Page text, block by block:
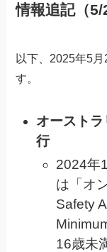
情報追記（5/
以下、2025年5
す。
オースト
行
2024年
は「オ
Safety
16歳未